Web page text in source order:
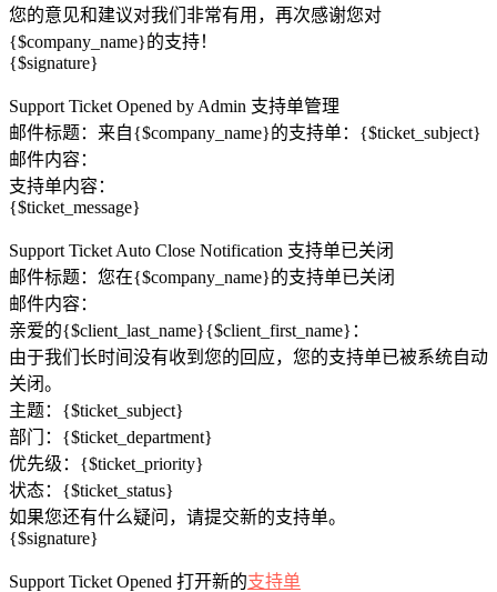
您的意见和建议对我们非常有用，再次感谢您对
{$company_name}的支持！
{$signature}
Support Ticket Opened by Admin 支持单管理
邮件标题：来自{$company_name}的支持单：{$ticket_subject}
邮件内容：
支持单内容：
{$ticket_message}
Support Ticket Auto Close Notification 支持单已关闭
邮件标题：您在{$company_name}的支持单已关闭
邮件内容：
亲爱的{$client_last_name}{$client_first_name}：
由于我们长时间没有收到您的回应，您的支持单已被系统自动
关闭。
主题：{$ticket_subject}
部门：{$ticket_department}
优先级：{$ticket_priority}
状态：{$ticket_status}
如果您还有什么疑问，请提交新的支持单。
{$signature}
Support Ticket Opened 打开新的支持单